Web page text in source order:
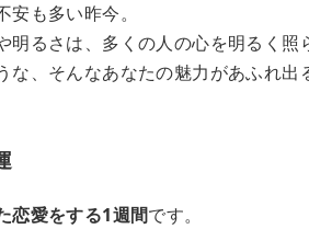
も多い昨今。
明るさは、多くの人の心を明るく照
な、そんなあなたの魅力があふれ出
恋愛をする1週間です。